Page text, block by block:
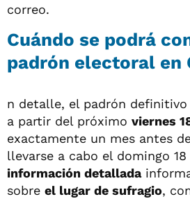
correo.
Cuándo se podrá
padrón electoral en
n detalle, el padrón
a partir del próximo viernes
exactamente un mes antes
llevarse a cabo el domingo
información detallada
sobre el lugar de sufragio,